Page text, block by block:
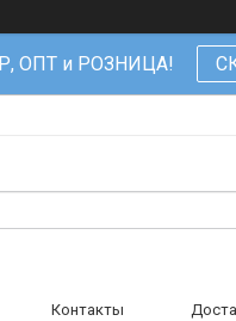
ОПТ и РОЗНИЦА!
Контакты